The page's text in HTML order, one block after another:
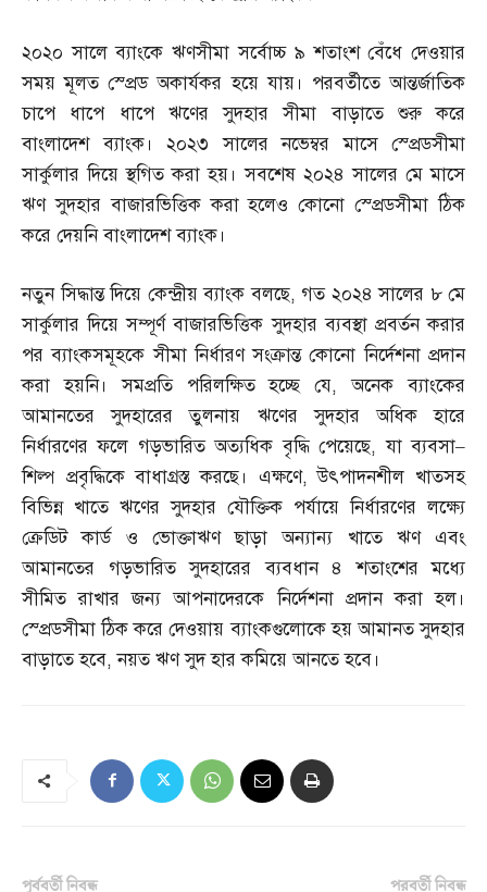
২০২০ সালে ব্যাংকে ঋণসীমা সর্বোচ্চ ৯ শতাংশ বেঁধে দেওয়ার
সময় মূলত স্প্রেড অকার্যকর হয়ে যায়। পরবর্তীতে আন্তর্জাতিক
চাপে ধাপে ধাপে ঋণের সুদহার সীমা বাড়াতে শুরু করে
বাংলাদেশ ব্যাংক। ২০২৩ সালের নভেম্বর মাসে স্প্রেডসীমা
সার্কুলার দিয়ে স্থগিত করা হয়। সবশেষ ২০২৪ সালের মে মাসে
ঋণ সুদহার বাজারভিত্তিক করা হলেও কোনো স্প্রেডসীমা ঠিক
করে দেয়নি বাংলাদেশ ব্যাংক।
নতুন সিদ্ধান্ত দিয়ে কেন্দ্রীয় ব্যাংক বলছে, গত ২০২৪ সালের ৮ মে
সার্কুলার দিয়ে সম্পূর্ণ বাজারভিত্তিক সুদহার ব্যবস্থা প্রবর্তন করার
পর ব্যাংকসমূহকে সীমা নির্ধারণ সংক্রান্ত কোনো নির্দেশনা প্রদান
করা হয়নি। সমপ্রতি পরিলক্ষিত হচ্ছে যে,অনেক ব্যাংকের
আমানতের সুদহারের তুলনায় ঋণের সুদহার অধিক হারে
নির্ধারণের ফলে গড়ভারিত অত্যধিক বৃদ্ধি পেয়েছে,যা ব্যবসা–
শিল্প প্রবৃদ্ধিকে বাধাগ্রস্ত করছে। এক্ষণে,উৎপাদনশীল খাতসহ
বিভিন্ন খাতে ঋণের সুদহার যৌক্তিক পর্যায়ে নির্ধারণের লক্ষ্যে
ক্রেডিট কার্ড ও ভোক্তাঋণ ছাড়া অন্যান্য খাতে ঋণ এবং
আমানতের গড়ভারিত সুদহারের ব্যবধান ৪ শতাংশের মধ্যে
সীমিত রাখার জন্য আপনাদেরকে নির্দেশনা প্রদান করা হল।
স্প্রেডসীমা ঠিক করে দেওয়ায় ব্যাংকগুলোকে হয় আমানত সুদহার
বাড়াতে হবে,নয়ত ঋণ সুদ হার কমিয়ে আনতে হবে।
পূর্ববর্তী নিবন্ধ পরবর্তী নিবন্ধ